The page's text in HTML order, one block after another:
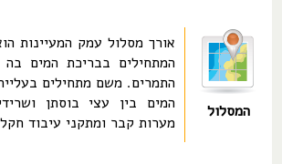
המסלול
אורך מסלול עמק המעיינות
המתחילים בבריכת המים בה
התמרים. משם מתחילים
המים בין עצי בוסתן
מערות קבר ומתקני עיבוד